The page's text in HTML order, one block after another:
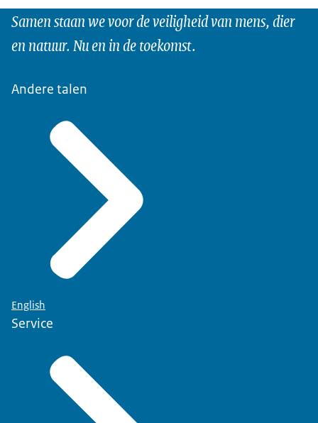
Samen staan we voor de veiligheid van mens, dier
en natuur. Nu en in de toekomst.
Andere talen
English
Service